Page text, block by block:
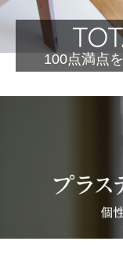
100点満点